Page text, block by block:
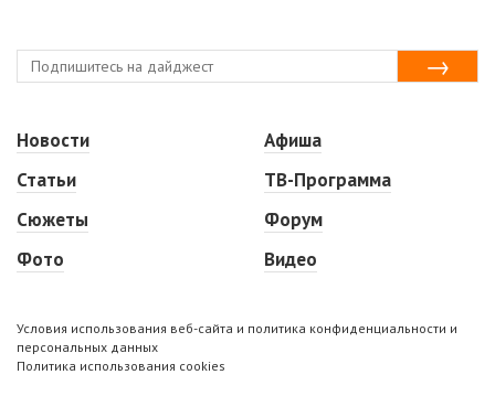
Новости
Статьи
Сюжеты
Фото
Афиша
ТВ-Программа
Форум
Видео
Условия использования веб-сайта и политика конфиденциальности и
персональных данных
Политика использования cookies